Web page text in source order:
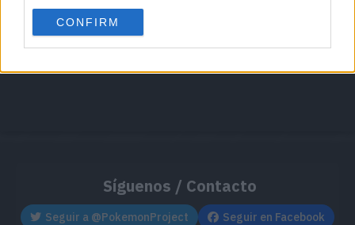
CONFIRM
Síguenos / Contacto
Seguir a @PokemonProject
Seguir en Facebook